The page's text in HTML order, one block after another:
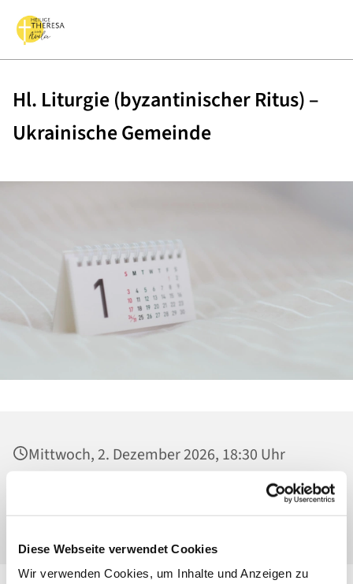
Diese Webseite verwendet Cookies
Wir verwenden Cookies, um Inhalte und Anzeigen zu
Hl. Liturgie (byzantinischer Ritus) –
Ukrainische Gemeinde
Mittwoch, 2. Dezember 2026, 18:30 Uhr
Heilig Kreuz, Kirche, Malchower Weg 22-24,
13053 Berlin